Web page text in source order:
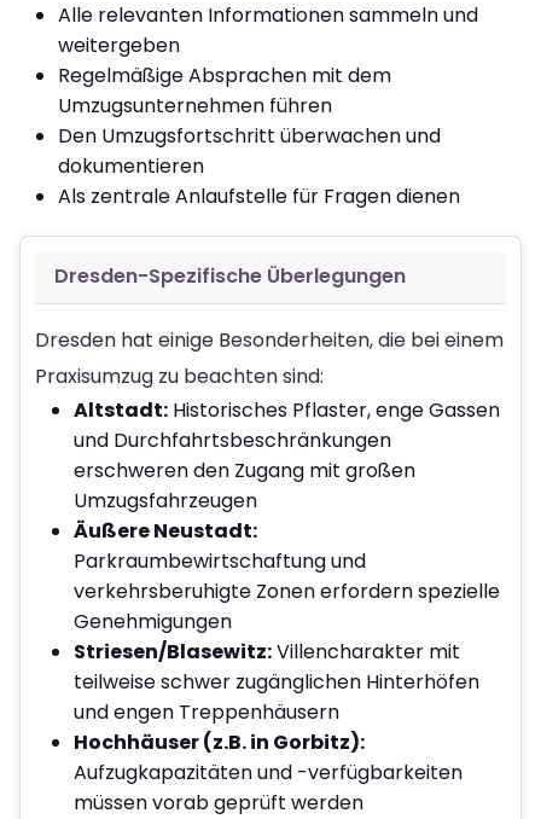
Alle relevanten Informationen sammeln und
weitergeben
Regelmäßige Absprachen mit dem
Umzugsunternehmen führen
Den Umzugsfortschritt überwachen und
dokumentieren
Als zentrale Anlaufstelle für Fragen dienen
Dresden-Spezifische Überlegungen
Dresden hat einige Besonderheiten, die bei einem
Praxisumzug zu beachten sind:
Altstadt: Historisches Pflaster, enge Gassen
und Durchfahrtsbeschränkungen
erschweren den Zugang mit großen
Umzugsfahrzeugen
Äußere Neustadt:
Parkraumbewirtschaftung und
verkehrsberuhigte Zonen erfordern spezielle
Genehmigungen
Striesen/Blasewitz:Villencharakter mit
teilweise schwer zugänglichen Hinterhöfen
und engen Treppenhäusern
Hochhäuser (z.B. in Gorbitz):
Aufzugkapazitäten und -verfügbarkeiten
müssen vorab geprüft werden